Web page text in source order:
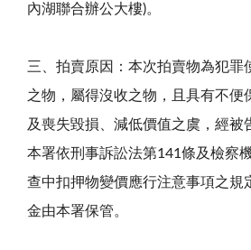
內湖聯合辦公大樓)。
三、拍賣原因：本次拍賣物為犯罪
之物，屬得沒收之物，且具有不便
及喪失毀損、減低價值之虞，經被
本署依刑事訴訟法第141條及檢察
查中扣押物變價應行注意事項之規
金由本署保管。